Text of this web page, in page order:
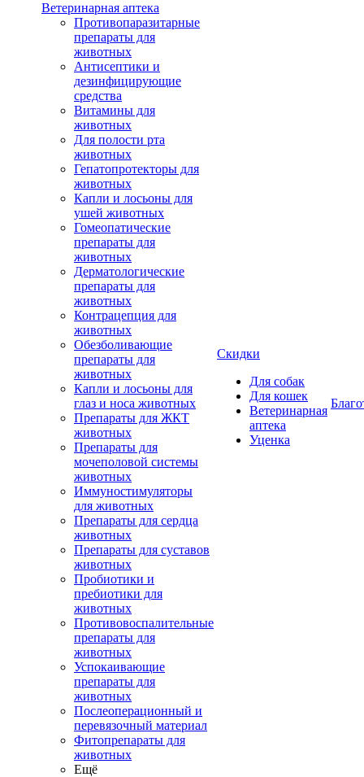
Ветеринарная аптека
Противопаразитарные
препараты для
животных
Антисептики и
дезинфицирующие
средства
Витамины для
животных
Для полости рта
животных
Гепатопротекторы для
животных
Капли и лосьоны для
ушей животных
Гомеопатические
препараты для
животных
Дерматологические
препараты для
животных
Контрацепция для
животных
Обезболивающие
препараты для
животных
Капли и лосьоны для
глаз и носа животных
Препараты для ЖКТ
животных
Препараты для
мочеполовой системы
животных
Иммуностимуляторы
для животных
Препараты для сердца
животных
Препараты для суставов
животных
Пробиотики и
пребиотики для
животных
Противовоспалительные
препараты для
животных
Успокаивающие
препараты для
животных
Послеоперационный и
перевязочный материал
Фитопрепараты для
животных
Ещё
Скидки
Для собак
Для кошек
Ветеринарная
аптека
Уценка